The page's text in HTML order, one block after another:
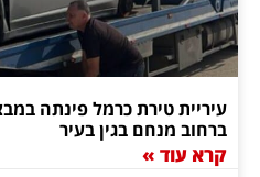
עיריית טירת כרמל פינתה
ברחוב מנחם בגין בעיר
קרא עוד »